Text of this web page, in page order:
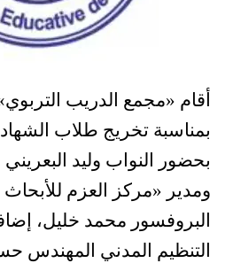
أقام «مجمع الدريب
بمناسبة تخريج طلاب
بحضور النواب وليد
ومدير «مركز العزم للأبحاث
البروفسور محمد خليل،
التنظيم المدني المهندس